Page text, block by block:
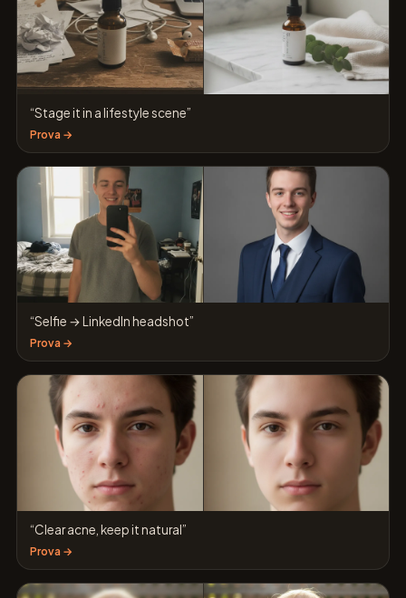
“Stage it in a lifestyle scene”
Prova →
“Selfie → LinkedIn headshot”
Prova →
“Clear acne, keep it natural”
Prova →